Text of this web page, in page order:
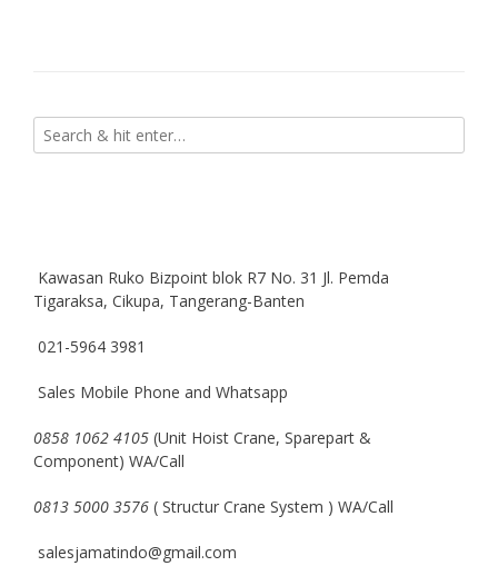
Kawasan Ruko Bizpoint blok R7 No. 31 Jl. Pemda
Tigaraksa, Cikupa, Tangerang-Banten
021-5964 3981
Sales Mobile Phone and Whatsapp
0858 1062 4105 (Unit Hoist Crane, Sparepart &
Component) WA/Call
0813 5000 3576 ( Structur Crane System ) WA/Call
salesjamatindo@gmail.com